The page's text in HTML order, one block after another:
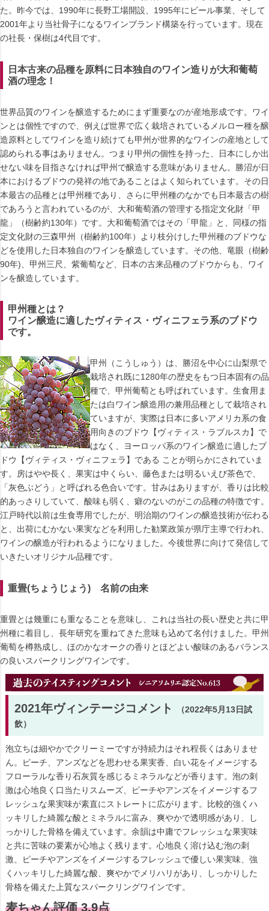
た。昨今では、1990年に長野工場開設、1995年にビール事業、そして
2001年より当社骨子になるワインブランド構築を行っています。現在
の社長・保樹は4代目です。
日本古来の品種を原料に日本独自のワイン造りが大和葡萄
酒の理念！
世界品質のワインを醸造するためにまず重要なのが産地形成です。ワイ
ンとは個性ですので、例えば世界で広く栽培されているメルロー種を醸
造原料としてワインを造り続けても甲州が世界的なワインの産地として
認められる事はありません。つまり甲州の個性を持った、日本にしか出
せない味を目指さなければ甲州で醸造する意味がありません。勝沼が日
本におけるブドウの発祥の地であることはよく知られています。その日
本最古の品種とは甲州種であり、さらに甲州種のなかでも日本最古の樹
であろうと言われているのが、大和葡萄酒の管理する指定文化財「甲
龍」（樹齢約130年）です。大和葡萄酒ではその「甲龍」と、同様の指
定文化財の三森甲州（樹齢約100年）より枝分けした甲州種のブドウな
どを使用した日本独自のワインを醸造しています。その他、竜眼（樹齢
90年)、甲州三尺、紫葡萄など、日本の古来品種のブドウからも、ワイ
ンを醸造しています。
甲州種とは？
ワイン醸造に適したヴィティス・ヴィニフェラ系のブドウ
です。
甲州（こうしゅう）は、勝沼を中心に山梨県で
栽培され既に1280年の歴史をもつ日本固有の品
種で、甲州葡萄とも呼ばれています。生食用ま
たは白ワイン醸造用の兼用品種として栽培され
ていますが、実際は日本に多いアメリカ系の食
用向きのブドウ【ヴィティス・ラブルスカ】で
はなく、ヨーロッパ系のワイン醸造に適したブ
ドウ【ヴィティス・ヴィニフェラ】である ことが明らかにされていま
す。房はやや長く、果実は中くらい、藤色または明るいえび茶色で、
「灰色ぶどう」と呼ばれる色合いです。甘みはありますが、香りは比較
的あっさりしていて、酸味も弱く、癖のないのがこの品種の特徴です。
江戸時代以前は生食専用でしたが、明治期のワインの醸造技術が伝わる
と、出荷にむかない果実などを利用した勧業政策が県庁主導で行われ、
ワインの醸造が行われるようになりました。今後世界に向けて発信して
いきたいオリジナル品種です。
重畳(ちょうじょう) 名前の由来
重畳とは幾重にも重なることを意味し、これは当社の長い歴史と共に甲
州種に着目し、長年研究を重ねてきた意味も込めて名付けました。甲州
葡萄を樽熟成し、ほのかなオークの香りとほどよい酸味のあるバランス
の良いスパークリングワインです。
2021年ヴィンテージコメント
（2022年5月13日試
飲）
泡立ちは細やかでクリーミーですが持続力はそれ程長くはありませ
ん。ピーチ、アンズなどを思わせる果実香、白い花をイメージする
フローラルな香り石灰質を感じるミネラルなどが香ります。泡の刺
激は心地良く口当たりスムーズ、ピーチやアンズをイメージするフ
レッシュな果実味が素直にストレートに広がります。比較的強くハ
ッキリした綺麗な酸とミネラルに富み、爽やかで透明感があり、し
っかりした骨格を備えています。余韻は中庸でフレッシュな果実味
と共に苦味の要素が心地よく残ります。心地良く溶け込む泡の刺
激、ピーチやアンズをイメージするフレッシュで優しい果実味、強
くハッキリした綺麗な酸、爽やかでメリハリがあり、しっかりした
骨格を備えた上質なスパークリングワインです。
麦ちゃん評価 3.9点